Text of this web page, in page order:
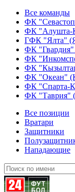
Все команды
ФК
ФК "Алушта-
ГФК "Ялта"
ФК "Гвардия"
ФК
ФК
ФК "Океан"
ФК "Спарта-
ФК "Таврия"
Все позиции
Вратари
Защитники
Нападающие